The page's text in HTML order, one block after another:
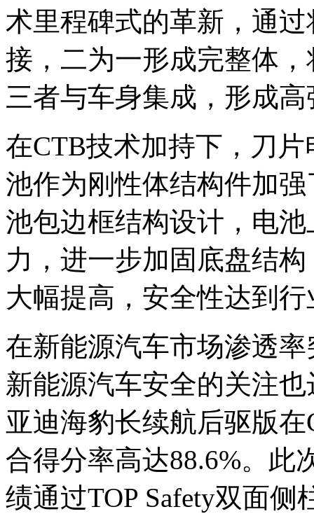
术里程碑式的革新，通
接，二为一形成完整体
三者与车身集成，形成
在CTB技术加持下，刀
池作为刚性体结构件加
池包边框结构设计，电
力，进一步加固底盘结
大幅提高，安全性达到
在新能源汽车市场渗透
新能源汽车安全的关注
亚迪海豹长续航后驱版
合得分率高达88.6%。此
绩通过TOP Safety双面